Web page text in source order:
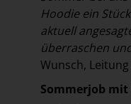
Hoodie ein
aktuell
überraschen
Wunsch,
Sommerjob